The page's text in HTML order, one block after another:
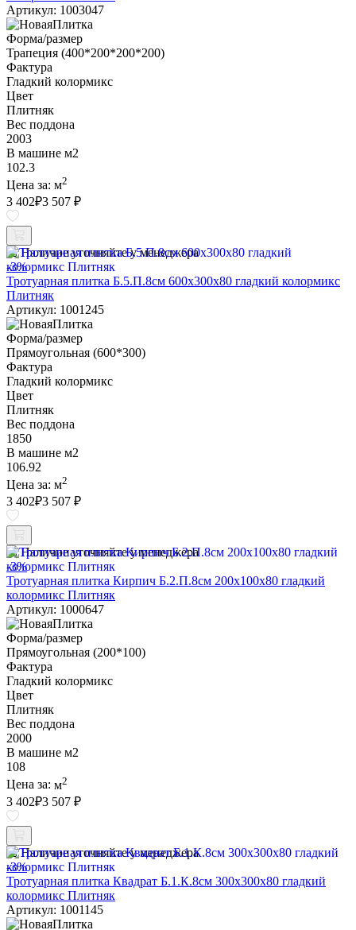
Артикул: 1003047
Форма/размер
Трапеция (400*200*200*200)
Фактура
Гладкий колормикс
Цвет
Плитняк
Вес поддона
2003
В машине м2
102.3
Цена за: м2
3 402₽3 507 ₽
Наличие уточняйте у менеджера
-3%
Тротуарная плитка Б.5.П.8см 600х300х80 гладкий колормикс
Плитняк
Артикул: 1001245
Форма/размер
Прямоугольная (600*300)
Фактура
Гладкий колормикс
Цвет
Плитняк
Вес поддона
1850
В машине м2
106.92
Цена за: м2
3 402₽3 507 ₽
Наличие уточняйте у менеджера
-3%
Тротуарная плитка Кирпич Б.2.П.8см 200х100х80 гладкий
колормикс Плитняк
Артикул: 1000647
Форма/размер
Прямоугольная (200*100)
Фактура
Гладкий колормикс
Цвет
Плитняк
Вес поддона
2000
В машине м2
108
Цена за: м2
3 402₽3 507 ₽
Наличие уточняйте у менеджера
-3%
Тротуарная плитка Квадрат Б.1.К.8см 300х300х80 гладкий
колормикс Плитняк
Артикул: 1001145